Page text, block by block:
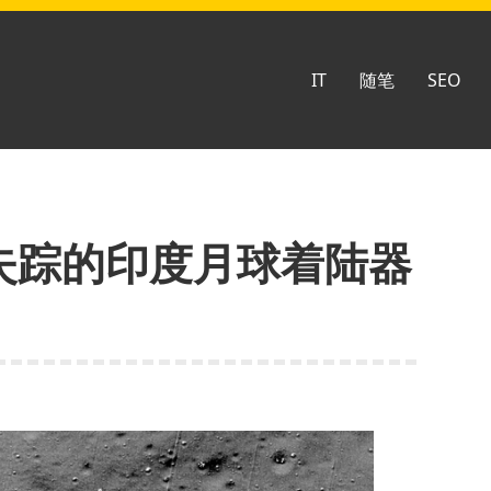
IT 随笔 SEO
的印度月球着陆器